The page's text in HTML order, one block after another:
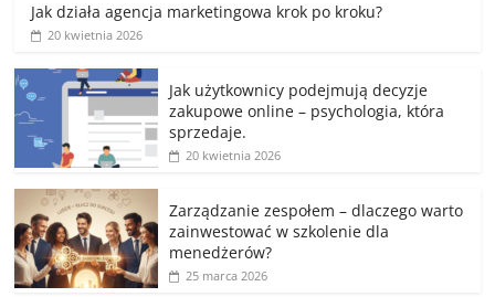
Jak działa agencja marketingowa krok po kroku?
20 kwietnia 2026
Jak użytkownicy podejmują decyzje
zakupowe online – psychologia, która
sprzedaje.
20 kwietnia 2026
Zarządzanie zespołem – dlaczego warto
zainwestować w szkolenie dla
menedżerów?
25 marca 2026